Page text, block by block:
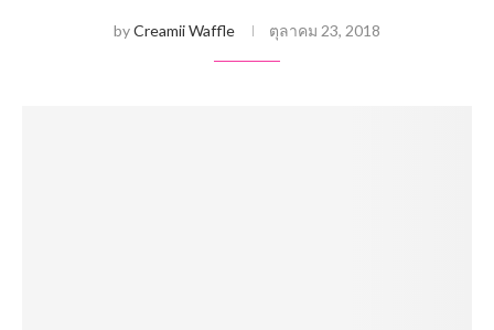
byCreamii Waffle ตุลาคม 23, 2018